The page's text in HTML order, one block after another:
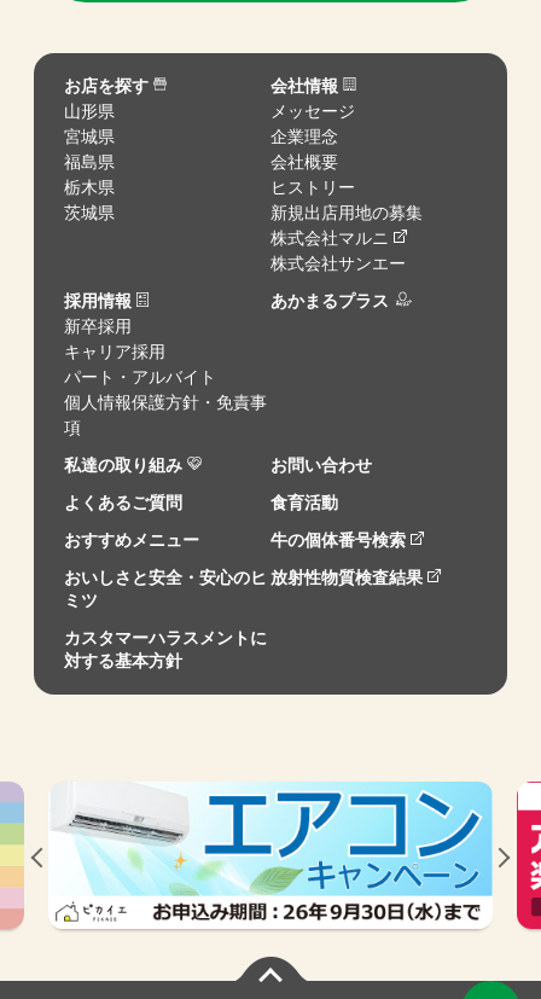
お店を探す
山形県
宮城県
福島県
栃木県
茨城県
会社情報
メッセージ
企業理念
会社概要
ヒストリー
新規出店用地の募集
株式会社マルニ
株式会社サンエー
採用情報
新卒採用
キャリア採用
パート・アルバイト
個人情報保護方針・免責事
項
あかまるプラス
私達の取り組み
お問い合わせ
よくあるご質問
食育活動
おすすめメニュー
牛の個体番号検索
おいしさと安全・安心のヒ
ミツ
放射性物質検査結果
カスタマーハラスメントに
対する基本方針